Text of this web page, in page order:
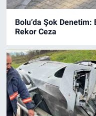
Bolu’da Şok
Rekor Ceza